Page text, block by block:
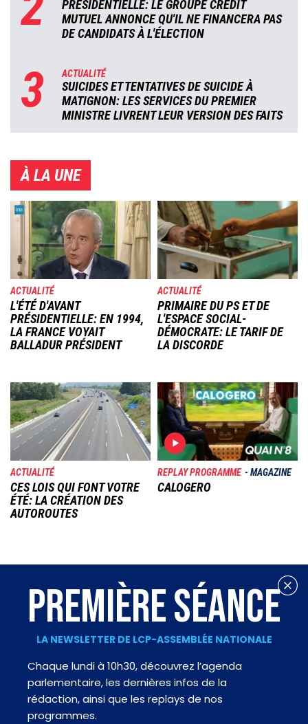
PRÉSIDENTIELLE: LE GROUPE CRÉDIT
MUTUEL ANNONCE QU'IL NE FINANCERA PAS
DE CANDIDATS À L'ÉLECTION
3 ACTUALITÉ
SUICIDES ET TENTATIVES DE SUICIDE À
MATIGNON: LES SERVICES DU PREMIER
MINISTRE LIVRENT LEUR VERSION DES FAITS
À LA UNE
Image
ACTUALITÉ
L'ÉTÉ D'AVANT
PRÉSIDENTIELLE: EN 1994,
LA FRANCE VOYAIT
BALLADUR PRÉSIDENT
Image
ACTUALITÉ
PRIMAIRE DU PS ET DE
L'ESPACE SOCIAL-
DÉMOCRATE: LE TARIF DE
LA DISCORDE
Image
ACTUALITÉ
CES LOIS QUI FONT VOTRE
ÉTÉ: LA CRÉATION DES
AUTOROUTES
Image
REPLAY PROGRAMME MAGAZINE
CALOGERO
PREMIÈRE SÉANCE
LA NEWSLETTER DE LCP-ASSEMBLÉE NATIONALE
Chaque lundi à 10h30, découvrez l’agenda
parlementaire, les dernières infos de la
rédaction, ainsi que les replays de nos
programmes.